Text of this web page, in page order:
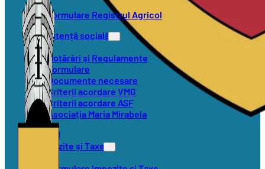
Formulare Registrul Agricol
Asistență socială
Hotărâri și Regulamente
Formulare
Documente necesare
Criterii acordare VMG
Criterii acordare ASF
Asociația Maria Mirabela
SVSU
Impozite și Taxe